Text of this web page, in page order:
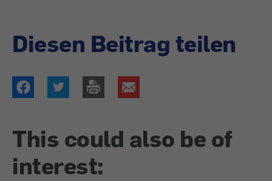
Diesen Beitrag teilen
This could also be of
interest: